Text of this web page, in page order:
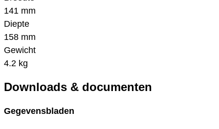
141 mm
Diepte
158 mm
Gewicht
4.2 kg
Downloads & documenten
Gegevensbladen